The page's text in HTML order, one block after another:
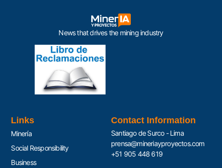
News that drives the mining industry
Links
Minería
Social Responsibility
Business
Contact Information
Santiago de Surco - Lima
prensa@mineriayproyectos.com
+51 905 448 619